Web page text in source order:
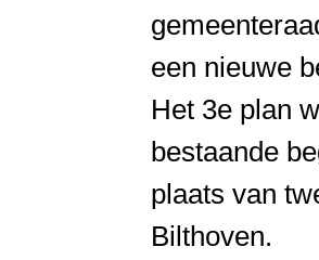
een nieuwe
Het 3e plan
bestaande
plaats van
Bilthoven.